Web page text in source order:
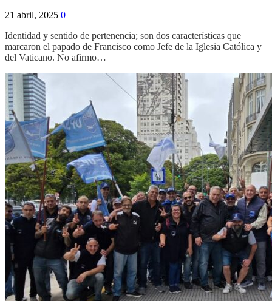
21 abril, 2025 0
Identidad y sentido de pertenencia; son dos características que
marcaron el papado de Francisco como Jefe de la Iglesia Católica y
del Vaticano. No afirmo…